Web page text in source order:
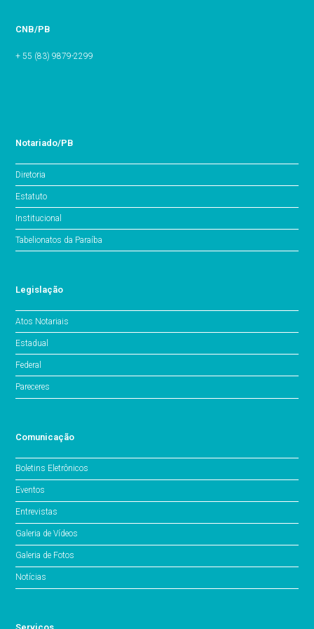
CNB/PB
+ 55 (83) 9879-2299
Notariado/PB
Diretoria
Estatuto
Institucional
Tabelionatos da Paraíba
Legislação
Atos Notariais
Estadual
Federal
Pareceres
Comunicação
Boletins Eletrônicos
Eventos
Entrevistas
Galeria de Vídeos
Galeria de Fotos
Notícias